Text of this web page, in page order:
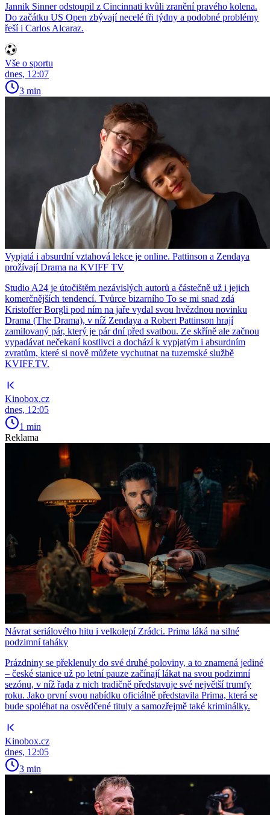
Jannik Sinner odstoupil z Cincinnati kvůli zranění pravého kolena.
Do začátku US Open zbývají necelé tři týdny a podobné problémy
řeší i Carlos Alcaraz.
Vše o sportu
dnes, 12:07
3 min
Vypjatá i absurdní vztahová lekce je online. Pattinson a Zendaya
prožívají Drama na KVIFF TV
Studio A24 je útočištěm nezávislých autorů a částečně už i jejich
komerčnějších tendencí. Tvůrce bizarního To se mi snad zdá
Kristoffer Borgli pod ním na jaře vydal svou hvězdnou novinku
Drama (The Drama), v níž Zendaya a Robert Pattinson hrají
zamilovaný pár, který je pár dní před svatbou. Ze skříně ale začnou
vypadávat nečekaní kostlivci a dochází k vypjatým i absurdním
zvratům, které si nově můžete vychutnat na tuzemské službě
KVIFF.TV.
Kinobox.cz
dnes, 12:05
1 min
Reklama
Návrat seriálového hitu i velkolepí Zrádci. Prima láká na silné
podzimní taháky
Prázdniny se překlenuly do své druhé poloviny, a to znamená jediné
– české stanice už po letní pauze začínají lákat na svou podzimní
sezónu, v níž řada z nich tradičně představuje své největší trumfy
roku. Jako první svou nabídku oficiálně představila Prima, která se
bude spoléhat na osvědčené tituly a samozřejmě také kriminálky.
Kinobox.cz
dnes, 12:05
3 min